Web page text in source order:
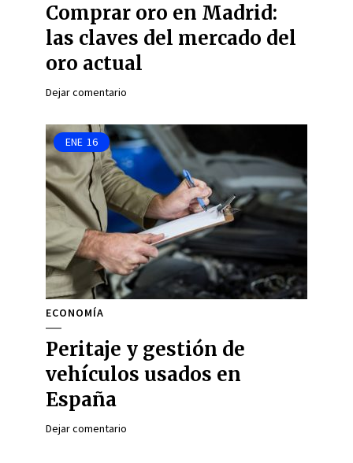
Comprar oro en Madrid:
las claves del mercado del
oro actual
Dejar comentario
ENE 16
ECONOMÍA
Peritaje y gestión de
vehículos usados en
España
Dejar comentario